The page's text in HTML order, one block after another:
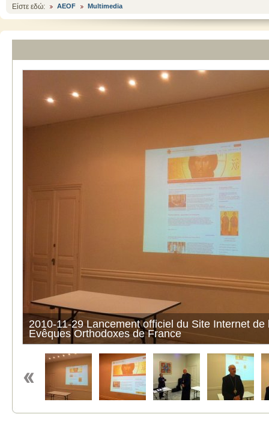
Είστε εδώ: AEOF Multimedia
2010-11-29 Lancement officiel du Site Internet de
Evêques Orthodoxes de France